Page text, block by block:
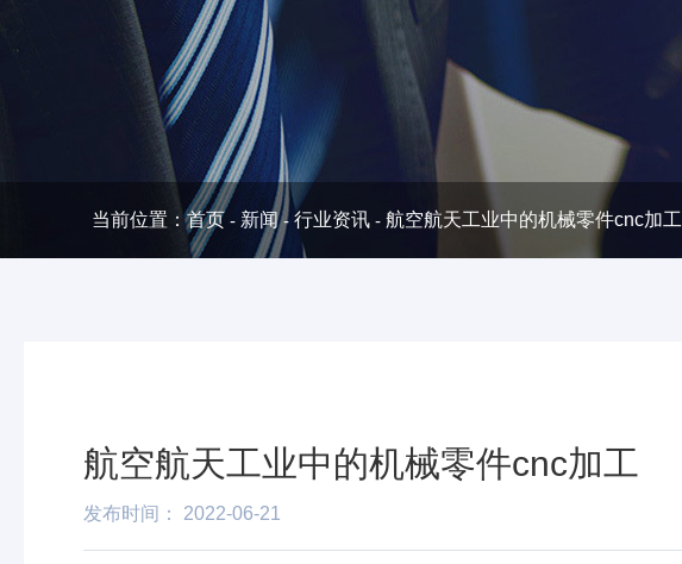
当前位置：首页 - 新闻 - 行业资讯 - 航空航天工业中的机械零件cnc加工
航空航天工业中的机械零件cnc加工
发布时间： 2022-06-21